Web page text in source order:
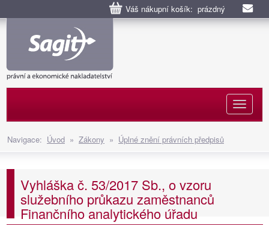
Váš nákupní košík: prázdný
Navigace: Úvod » Zákony » Úplné znění právních předpisů
Vyhláška č. 53/2017 Sb., o vzoru
služebního průkazu zaměstnanců
Finančního analytického úřadu